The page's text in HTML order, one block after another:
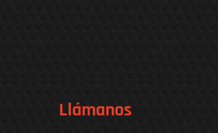
Llámanos